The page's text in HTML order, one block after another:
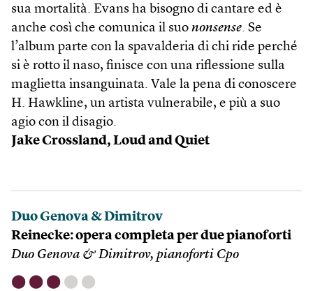
sua mortalità. Evans ha bisogno di cantare ed è
anche così che comunica il suo nonsense. Se
l’album parte con la spavalderia di chi ride perché
si è rotto il naso, finisce con una riflessione sulla
maglietta insanguinata. Vale la pena di conoscere
H. Hawkline, un artista vulnerabile, e più a suo
agio con il disagio.
Jake Crossland, Loud and Quiet
Duo Genova & Dimitrov
Reinecke: opera completa per due pianoforti
Duo Genova & Dimitrov, pianoforti Cpo
⬤ ⬤ ⬤ ⬤ ⬤